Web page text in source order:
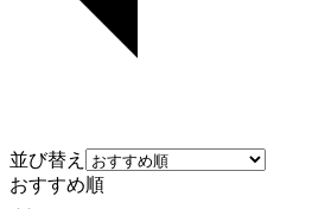
並び替え
おすすめ順